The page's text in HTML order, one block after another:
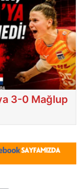
3-0 Mağlup